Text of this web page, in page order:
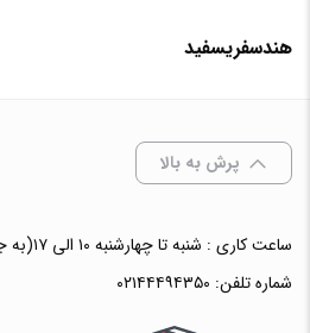
گارانتی
هندسفریسفید
پرش به بالا
ساعت کاری : شنبه تا چهارشنبه ۱۰ الی ۱۷(به جز ایام تعطیل)
شماره تلفن: ۰۲۱۴۴۴۹۴۳۵۰